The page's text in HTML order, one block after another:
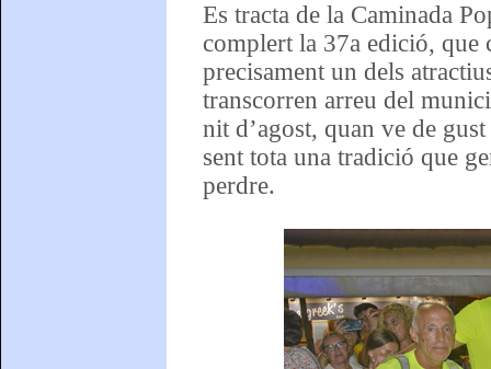
Es tracta de la Caminada
complert la 37a edició, que
precisament un dels
transcorren arreu del
nit d’agost, quan ve de
sent tota una tradició que
perdre.